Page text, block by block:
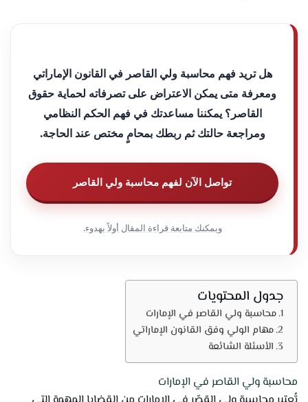
هل تريد فهم محاسبة ولي القاصر في القانون الإماراتي
ومعرفة متى يمكن الاعتراض على تصرفاته لحماية حقوق
القاصر؟ يمكننا مساعدتك في فهم الحكم النظامي
ومراجعة حالتك ثم ربطك بمحامٍ مختص عند الحاجة.
تواصل الآن لفهم محاسبة ولي القاصر
ويمكنك متابعة قراءة المقال أولاً بهدوء.
جدول المحتويات
محاسبة ولي القاصر في الإمارات
مهام الولي وفق القانون الإماراتي
الأسئلة الشائعة
محاسبة ولي القاصر في الإمارات